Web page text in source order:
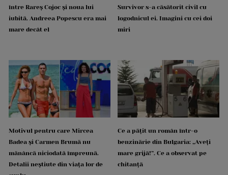
între Rareș Cojoc și noua lui
iubită. Andreea Popescu era mai
mare decât el
Survivor s-a căsătorit civil cu
logodnicul ei. Imagini cu cei doi
miri
Motivul pentru care Mircea
Badea și Carmen Brumă nu
mănâncă niciodată împreună.
Detalii neștiute din viața lor de
Ce a pățit un român într-o
benzinărie din Bulgaria: „Aveți
mare grijă!”. Ce a observat pe
chitanță